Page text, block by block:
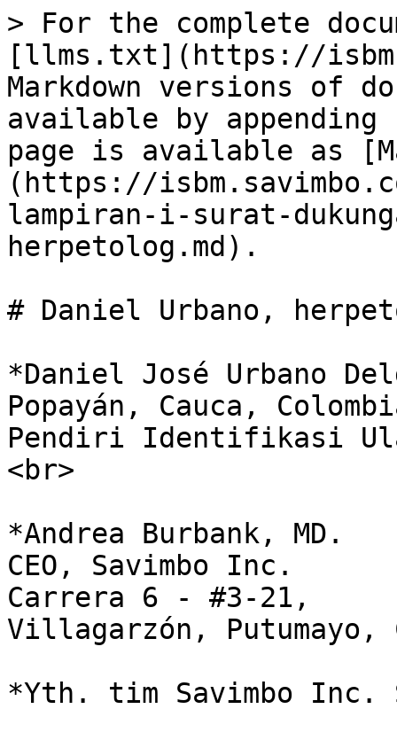
> For the complete
[llms.txt](https://
Markdown versions of
available by
page is available as
(https://
lampiran-i-surat-
herpetolog.md).
# Daniel Urbano,
*Daniel José Urbano
Popayán, Cauca,
Pendiri Identifikasi
<br>
*Andrea Burbank, MD.
CEO, Savimbo Inc.
Carrera 6 - #3-21,
Villagarzón, Putumayo,
*Yth. tim Savimbo Inc.